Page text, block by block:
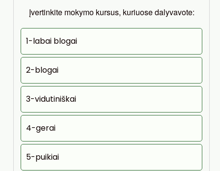
Įvertinkite mokymo kursus, kuriuose dalyvavote:
1-labai blogai
2-blogai
3-vidutiniškai
4-gerai
5-puikiai